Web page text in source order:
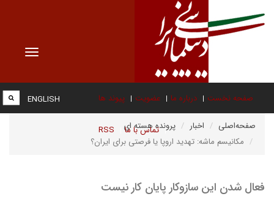
Toggle
صفحه نخست درباره ما عضویت پیوند ها
تماس با ما RSS
ENGLISH
صفحه‌اصلی اخبار
پرونده هسته ای
مکانیسم ماشه: تهدید اروپا یا فرصتی برای ایران؟
فعال شدن این سازوکار پایان کار نیست